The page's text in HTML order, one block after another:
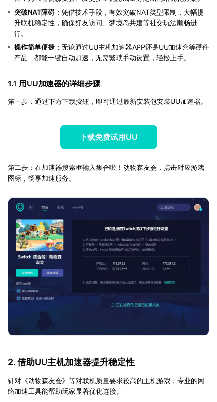
突破NAT障碍：凭借技术手段，有效突破NAT类型限制，大幅提
升联机稳定性，确保好友访问、梦境岛共建等社交玩法顺畅进
行。
操作简单便捷 ：无论通过UU主机加速器APP还是UU加速盒等硬件
产品，都能一键自动加速，无需繁琐手动设置，轻松上手。
1.1 用UU加速器的详细步骤
第一步：通过下方下载按钮，即可通过最新安装包安装UU加速器。
下载免费试用UU
第二步：在加速器搜索框输入集合啦！动物森友会，点击对应游戏
图标，畅享加速服务。
2. 借助UU主机加速器提升稳定性
针对《动物森友会》等对联机质量要求较高的主机游戏，专业的网
络加速工具能帮助玩家显著优化连接。